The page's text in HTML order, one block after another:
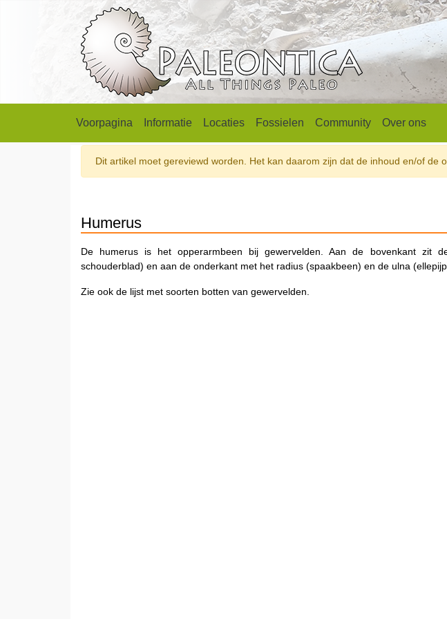
Voorpagina Informatie Locaties Fossielen Community Over ons
Dit artikel moet gereviewd worden. Het kan daarom zijn dat de inhoud en/of de
Humerus
De humerus is het opperarmbeen bij gewervelden. Aan de bovenkant zit
schouderblad) en aan de onderkant met het radius (spaakbeen) en de ulna
Zie ook de lijst met soorten botten van gewervelden.